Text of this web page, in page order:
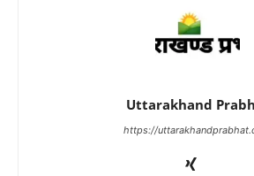
Uttarakhand
https://